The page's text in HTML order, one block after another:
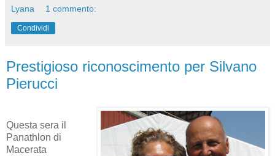
Lyana 1 commento:
Condividi
Prestigioso riconoscimento per Silvano
Pierucci
Questa sera il
Panathlon di
Macerata